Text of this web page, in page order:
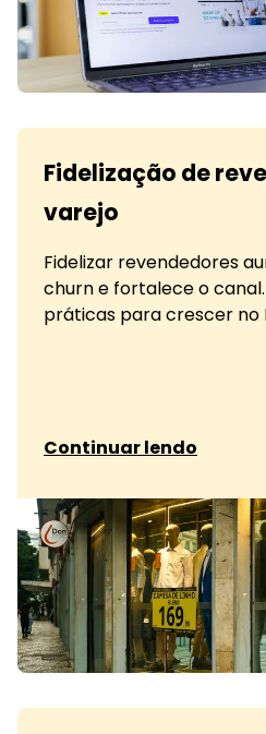
Fidelização de
varejo
Fidelizar revendedores
churn e fortalece o
práticas para crescer no
Continuar lendo